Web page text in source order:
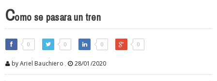
Como se pasara un tren
0 0 0 0
by Ariel Bauchiero , 28/01/2020